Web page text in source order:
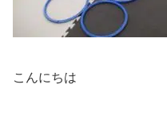
こんにちは